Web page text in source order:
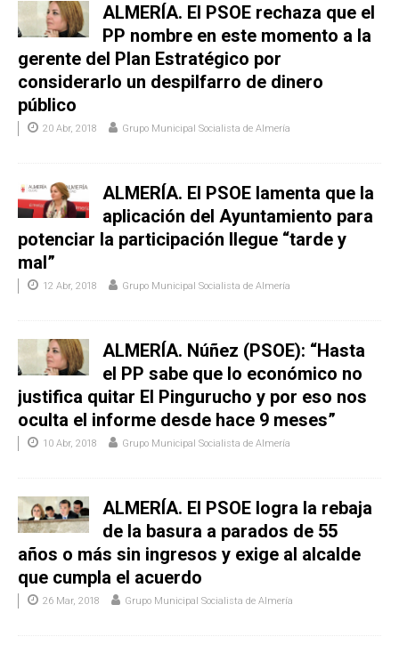
ALMERÍA. El PSOE rechaza que el
PP nombre en este momento a la
gerente del Plan Estratégico por
considerarlo un despilfarro de dinero
público
20 Abr, 2018 Grupo Municipal Socialista de Almería
ALMERÍA. El PSOE lamenta que la
aplicación del Ayuntamiento para
potenciar la participación llegue “tarde y
mal”
12 Abr, 2018 Grupo Municipal Socialista de Almería
ALMERÍA. Núñez (PSOE): “Hasta
el PP sabe que lo económico no
justifica quitar El Pingurucho y por eso nos
oculta el informe desde hace 9 meses”
10 Abr, 2018 Grupo Municipal Socialista de Almería
ALMERÍA. El PSOE logra la rebaja
de la basura a parados de 55
años o más sin ingresos y exige al alcalde
que cumpla el acuerdo
26 Mar, 2018 Grupo Municipal Socialista de Almería